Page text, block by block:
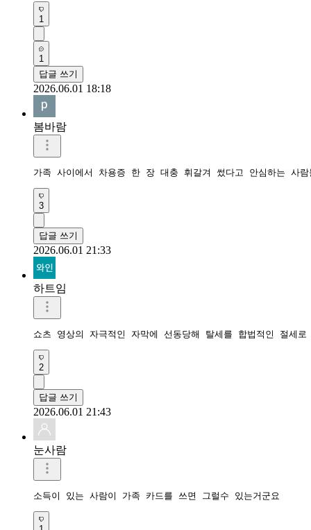
1
1
답글 쓰기
2026.06.01 18:18
봄바람
가족 사이에서 차용증 한 장 대충 휘갈겨 썼다고 안심하는 사
3
답글 쓰기
2026.06.01 21:33
하트임
쇼츠 영상의 자극적인 자막에 선동당해 탈세를 합법적인 절세
2
답글 쓰기
2026.06.01 21:43
눈사람
소득이 있는 사람이 가족 카드를 쓰면 그럴수 있는거군요